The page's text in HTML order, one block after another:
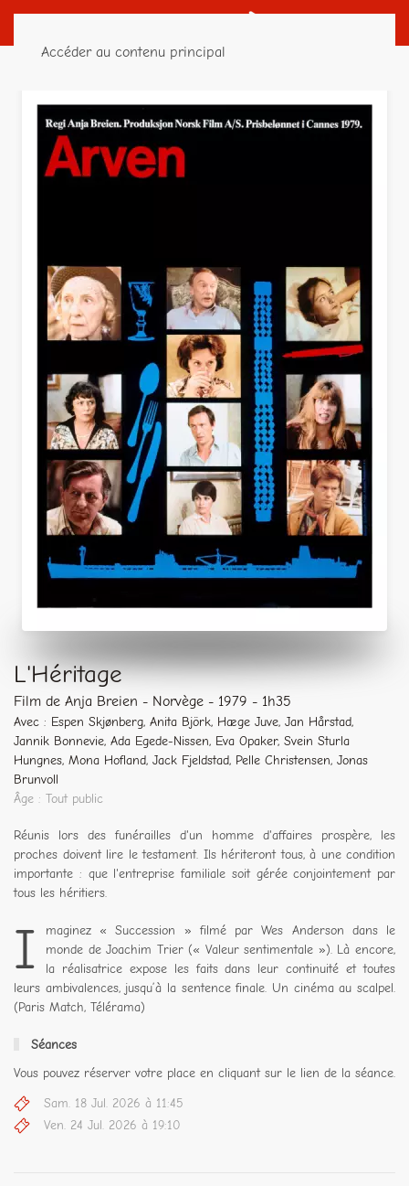
Accéder au contenu principal
L'Héritage
Film de Anja Breien - Norvège - 1979 - 1h35
Avec : Espen Skjønberg, Anita Björk, Hæge Juve, Jan Hårstad,
Jannik Bonnevie, Ada Egede-Nissen, Eva Opaker, Svein Sturla
Hungnes, Mona Hofland, Jack Fjeldstad, Pelle Christensen, Jonas
Brunvoll
Âge : Tout public
Réunis lors des funérailles d'un homme d'affaires prospère, les
proches doivent lire le testament. Ils hériteront tous, à une condition
importante : que l'entreprise familiale soit gérée conjointement par
tous les héritiers.
I
maginez « Succession » filmé par Wes Anderson dans le
monde de Joachim Trier (« Valeur sentimentale »). Là encore,
la réalisatrice expose les faits dans leur continuité et toutes
leurs ambivalences, jusqu’à la sentence finale. Un cinéma au scalpel.
(Paris Match, Télérama)
Séances
Vous pouvez réserver votre place en cliquant sur le lien de la séance.
Sam. 18 Jul. 2026 à 11:45
Ven. 24 Jul. 2026 à 19:10